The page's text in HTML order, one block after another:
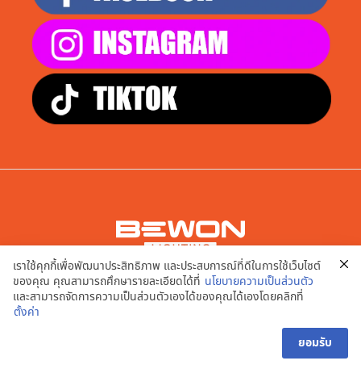
บริษัท เอพี สมาร์ท จำกัด
9/20,21,22,23,24 หมู่ที่ 2 ต.บางคูเวียง อ.บางกรวย จ.นนทบุรี
11130
เราใช้คุกกี้เพื่อพัฒนาประสิทธิภาพ และประสบการณ์ที่ดีในการใช้เว็บไซต์
ของคุณ คุณสามารถศึกษารายละเอียดได้ที่ นโยบายความเป็นส่วนตัว
และสามารถจัดการความเป็นส่วนตัวเองได้ของคุณได้เองโดยคลิกที่
ตั้งค่า
ยอมรับ